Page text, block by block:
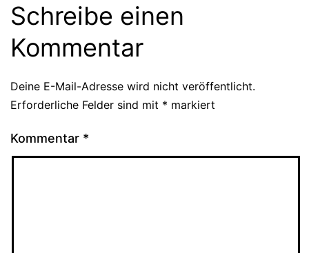
Schreibe einen
Kommentar
Deine E-Mail-Adresse wird nicht veröffentlicht.
Erforderliche Felder sind mit * markiert
Kommentar *